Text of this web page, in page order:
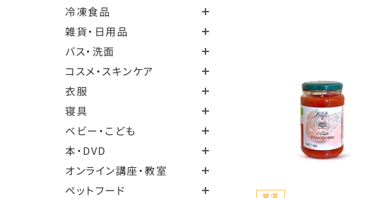
冷凍食品
雑貨・日用品
バス・洗面
コスメ・スキンケア
衣服
寝具
ベビー・こども
本・DVD
オンライン講座・教室
ペットフード